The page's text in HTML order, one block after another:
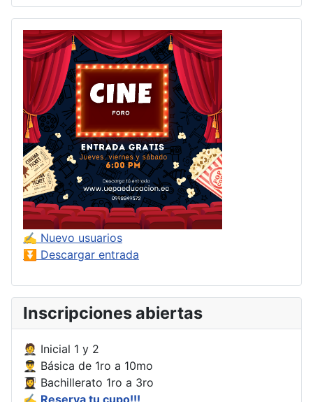
✍ Nuevo usuarios
⏬ Descargar entrada
Inscripciones abiertas
🤵 Inicial 1 y 2
👨‍✈️ Básica de 1ro a 10mo
👩‍🎓 Bachillerato 1ro a 3ro
✍️ Reserva tu cupo!!!